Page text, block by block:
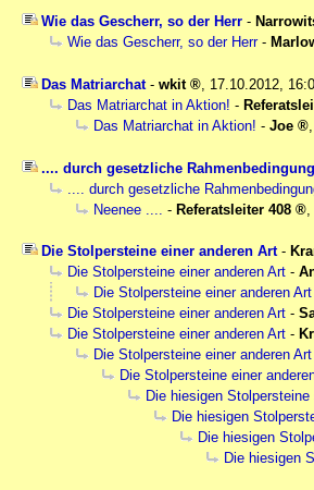
Wie das Gescherr, so der Herr -
Wie das Gescherr, so der Herr-
Das Matriarchat- wkit
17.10.2012,
Das Matriarchat in Aktion! -
Das Matriarchat in Aktion! - Joe
.... durch gesetzliche
.... durch gesetzliche
Neenee ....
- Referatsleiter 408
Die Stolpersteine einer anderen Art-
Die Stolpersteine einer anderen Art -
Die Stolpersteine einer anderen Art
Die Stolpersteine einer anderen Art -
Die Stolpersteine einer anderen Art -
Die Stolpersteine einer anderen Art
Die Stolpersteine einer
Die hiesigen
Die hiesigen
Die hiesigen
Die hiesigen